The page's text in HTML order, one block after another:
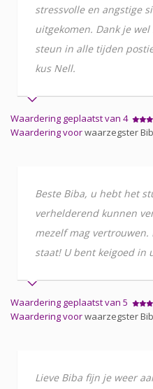
stressvolle en angstige
uitgekomen. Dank je
steun in alle tijden
kus Nell.
Waardering geplaatst van 4
Waardering voorwaarzegster
Beste Biba, u hebt het
verhelderend kunnen
mezelf mag
staat! U bent keigoed in
Waardering geplaatst van 5
Waardering voorwaarzegster
Lieve Biba fijn je weer